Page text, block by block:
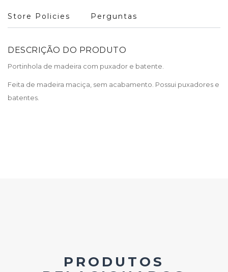
Store Policies Perguntas
DESCRIÇÃO DO PRODUTO
Portinhola de madeira com puxador e batente.
Feita de madeira maciça, sem acabamento. Possui puxadores e
batentes.
PRODUTOS